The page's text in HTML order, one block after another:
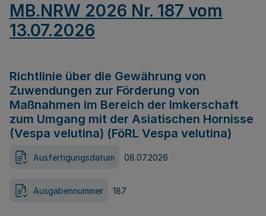
MB.NRW 2026 Nr. 187 vom
13.07.2026
Richtlinie über die Gewährung von
Zuwendungen zur Förderung von
Maßnahmen im Bereich der Imkerschaft
zum Umgang mit der Asiatischen Hornisse
(Vespa velutina) (FöRL Vespa velutina)
Ausfertigungsdatum 08.07.2026
Ausgabennummer 187